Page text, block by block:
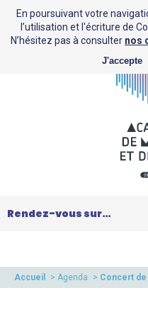
Saison
Accueil > Agenda > Concert
En poursuivant votre
l’utilisation et l'écriture de
N’hésitez pas à consulter nos
J'accepte